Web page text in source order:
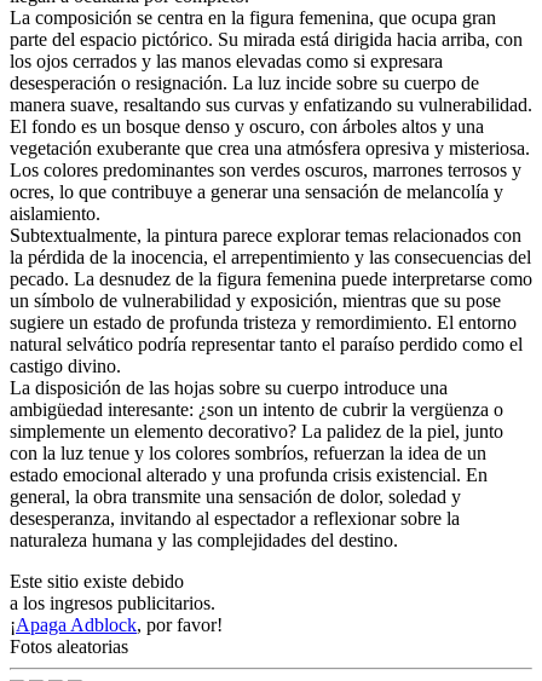
La composición se centra en la figura femenina, que ocupa gran
parte del espacio pictórico. Su mirada está dirigida hacia arriba, con
los ojos cerrados y las manos elevadas como si expresara
desesperación o resignación. La luz incide sobre su cuerpo de
manera suave, resaltando sus curvas y enfatizando su vulnerabilidad.
El fondo es un bosque denso y oscuro, con árboles altos y una
vegetación exuberante que crea una atmósfera opresiva y misteriosa.
Los colores predominantes son verdes oscuros, marrones terrosos y
ocres, lo que contribuye a generar una sensación de melancolía y
aislamiento.
Subtextualmente, la pintura parece explorar temas relacionados con
la pérdida de la inocencia, el arrepentimiento y las consecuencias del
pecado. La desnudez de la figura femenina puede interpretarse como
un símbolo de vulnerabilidad y exposición, mientras que su pose
sugiere un estado de profunda tristeza y remordimiento. El entorno
natural selvático podría representar tanto el paraíso perdido como el
castigo divino.
La disposición de las hojas sobre su cuerpo introduce una
ambigüedad interesante: ¿son un intento de cubrir la vergüenza o
simplemente un elemento decorativo? La palidez de la piel, junto
con la luz tenue y los colores sombríos, refuerzan la idea de un
estado emocional alterado y una profunda crisis existencial. En
general, la obra transmite una sensación de dolor, soledad y
desesperanza, invitando al espectador a reflexionar sobre la
naturaleza humana y las complejidades del destino.
Este sitio existe debido
a los ingresos publicitarios.
¡Apaga Adblock, por favor!
Fotos aleatorias